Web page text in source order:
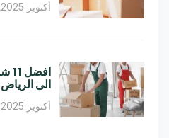
أكتوبر 21,2025
الى الرياض
أكتوبر 20,2025